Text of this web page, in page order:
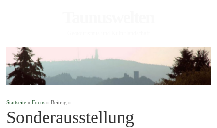
Startseite »Focus » Beitrag »
Sonderausstellung